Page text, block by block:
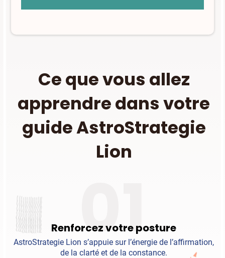
Ce que vous allez
apprendre dans votre
guide AstroStrategie
Lion
01
Renforcez votre posture
AstroStrategie Lion s’appuie sur l’énergie de l’affirmation,
de la clarté et de la constance.